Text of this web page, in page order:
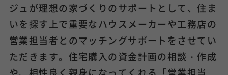
ジュが理想の家づくりのサポートとして、住ま
いを探す上で重要なハウスメーカーや工務店の
営業担当者とのマッチングサポートをさせてい
ただきます。住宅購入の資金計画の相談・作成